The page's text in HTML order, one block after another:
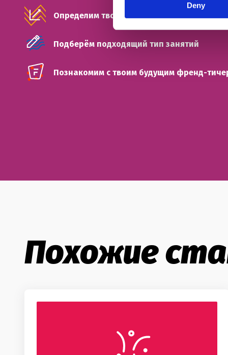
Deny
Определим твой уровень
Подберём подходящий тип занятий
Познакомим с твоим будущим френд-
Похожие